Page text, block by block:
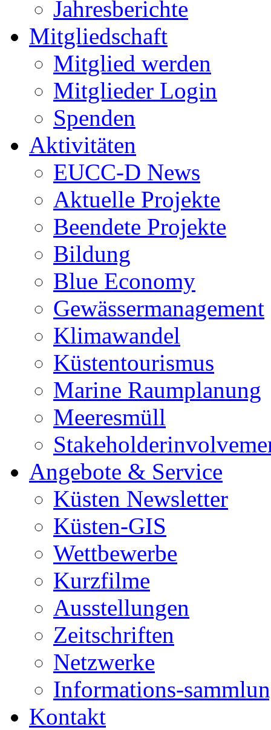
Jahresberichte
Mitgliedschaft
Mitglied werden
Mitglieder Login
Spenden
Aktivitäten
EUCC-D News
Aktuelle Projekte
Beendete Projekte
Bildung
Blue Economy
Gewässermanagement
Klimawandel
Küstentourismus
Marine Raumplanung
Meeresmüll
Angebote & Service
Küsten Newsletter
Küsten-GIS
Wettbewerbe
Kurzfilme
Ausstellungen
Zeitschriften
Netzwerke
Informations-
Kontakt